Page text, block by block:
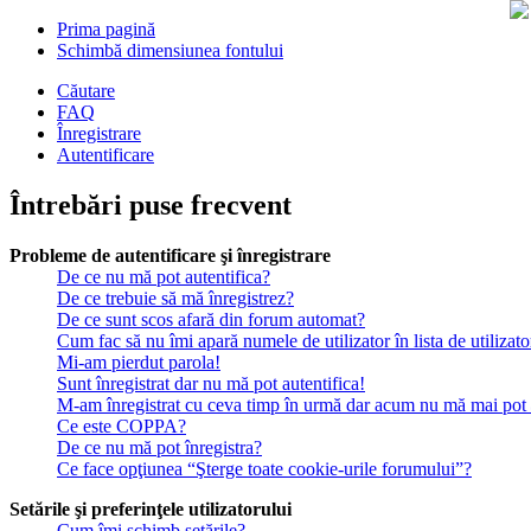
Prima pagină
Schimbă dimensiunea fontului
Căutare
FAQ
Înregistrare
Autentificare
Întrebări puse frecvent
Probleme de autentificare şi înregistrare
De ce nu mă pot autentifica?
De ce trebuie să mă înregistrez?
De ce sunt scos afară din forum automat?
Cum fac să nu îmi apară numele de utilizator în lista de
Mi-am pierdut parola!
Sunt înregistrat dar nu mă pot autentifica!
M-am înregistrat cu ceva timp în urmă dar acum nu mă mai pot
Ce este COPPA?
De ce nu mă pot înregistra?
Ce face opţiunea “Şterge toate cookie-urile forumului”?
Setările şi preferinţele utilizatorului